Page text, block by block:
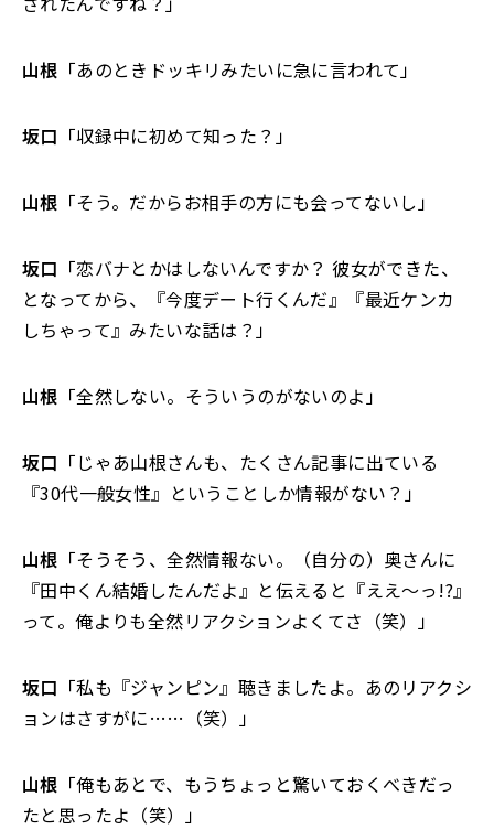
山根 「あのときドッキリみたいに急に言われて」
坂口 「収録中に初めて知った？」
山根 「そう。だからお相手の方にも会ってないし」
坂口 「恋バナとかはしないんですか？ 彼女ができた、
となってから、『今度デート行くんだ』『最近ケンカ
しちゃって』みたいな話は？」
山根 「全然しない。そういうのがないのよ」
坂口 「じゃあ山根さんも、たくさん記事に出ている
『30代一般女性』ということしか情報がない？」
山根 「そうそう、全然情報ない。（自分の）奥さんに
『田中くん結婚したんだよ』と伝えると『ええ～っ!?』
って。俺よりも全然リアクションよくてさ（笑）」
坂口 「私も『ジャンピン』聴きましたよ。あのリアクシ
ョンはさすがに……（笑）」
山根 「俺もあとで、もうちょっと驚いておくべきだっ
たと思ったよ（笑）」